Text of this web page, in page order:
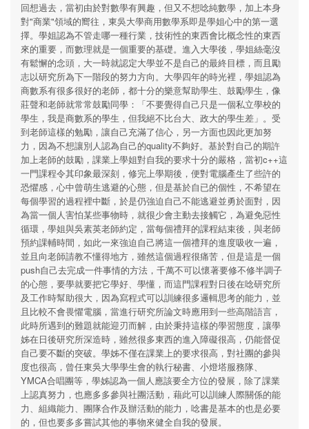
回想過去，當初由於對數學有興趣，但又不想唸純數學，加上本身
對"商業"領域的嚮往，東吳大學商用數學系即是學姐心中的第一選
擇。學姐認為不管走哪一種行業，技術性的東西會比概念性的東西
來的重要，而數理就是一個重要的基礎。進入大學後，學姐絲毫沒
有鬆懈的念頭，大一時就認定大學並不是自己的最終目標，而且勵
志以研究所為下一階段的努力方向。大學四年的時光裡，學姐認為
商數系有很多很好的老師，都十分的樂意幫助學生、鼓勵學生，像
莊聲和老師就常常鼓勵同學：「不要覺得自己只是一個私立學校的
學生，我是商數系的學生，但我絕不比台大、政大的學生差」。受
到老師這樣的勉勵，讓自己充滿了信心，另一方面也因此更加努
力，因為不想讓別人認為自己的quality不夠好。基於對自己的期許
加上老師的鼓勵，課業上學姐對自我的要求十分的嚴格，當初c++這
一門課程令其印象最深刻，修完上學期後，便對電腦產生了些許的
恐懼感，心中曾萌生逃避的心態，但是基於自已的個性，不希望在
每個學習的過程裡中斷，於是仍強迫自己不能逃避並勇於面對，因
為當一個人害怕某些事物時，就很少會主動去接觸它，為避免惡性
循環，學姐與吳素英老師約定，當每個禮拜的課程結束後，與老師
預約課輔時間，如此一來強迫自己將這一個禮拜的進度吸收一遍，
並且向老師請教不懂得地方，雖然這個過程很痛苦，但是這是一個
push自己去完成一件事情的方法，千萬不可以懷著要修不修半調子
的心態，要學就要把它學好、學懂，而這門課程對日後在唸研究所
及工作時幫助很大，因為寫程式可以訓練很多邏輯思考的能力，並
且比較不會畏懼電腦，當進行研究所論文時應用到一些高階語言，
此時所遇到的難題就能迎刃而解，由於秉持這樣的學習態度，讓學
姊在日後研究所深造時，雖然很多東西的進入障礙很高，仍能督促
自己要不斷的突破。學姊不僅在課業上的要求很高，對社團的參與
度也很高，曾任東吳大學學生會的執行秘書、小燈塔服務隊、
YMCA合唱團等，學姊認為一個人應該要全方位的發展，除了課業
上認真努力，也應多多參與社團活動，藉此可以訓練人際關係的能
力、組織能力、團隊合作及辦活動的能力，唸書是基本的也是必要
的，但也要多多嘗試其他的事物來健全自我的發展。